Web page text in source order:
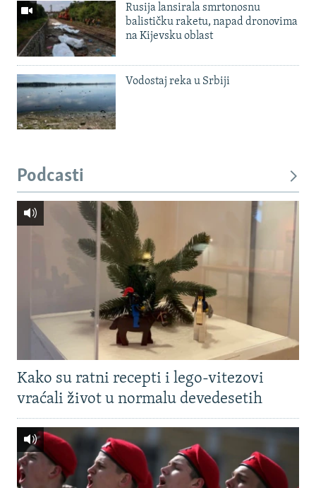
Rusija lansirala smrtonosnu
balističku raketu, napad dronovima
na Kijevsku oblast
Vodostaj reka u Srbiji
Podcasti
Kako su ratni recepti i lego-vitezovi
vraćali život u normalu devedesetih